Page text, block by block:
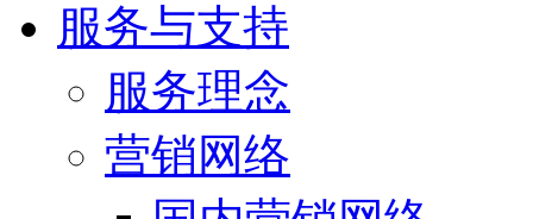
服务与支持
服务理念
营销网络